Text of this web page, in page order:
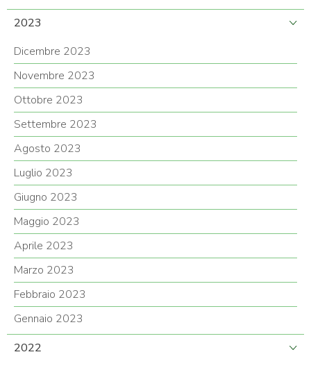
2023
Dicembre 2023
Novembre 2023
Ottobre 2023
Settembre 2023
Agosto 2023
Luglio 2023
Giugno 2023
Maggio 2023
Aprile 2023
Marzo 2023
Febbraio 2023
Gennaio 2023
2022